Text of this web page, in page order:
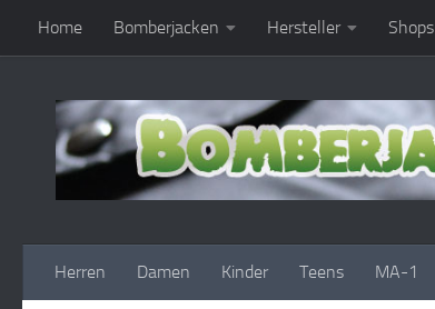
Zum Inhalt springen
Home Bomberjacken Hersteller Shops
Herren Damen Kinder Teens MA-1